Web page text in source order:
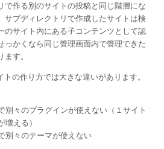
で作る別のサイトの投稿と同じ階層にな
サブディレクトリで作成したサイトは検
のサイト内にある子コンテンツとして認
っかくなら同じ管理画面内で管理できた
す。
の作り方では大きな違いがあります。
別々のプラグインが使えない（１サイト
増える）
別々のテーマが使えない